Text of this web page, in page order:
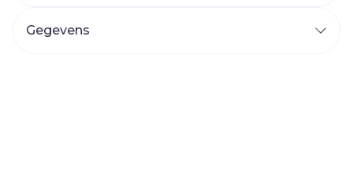
Gegevens